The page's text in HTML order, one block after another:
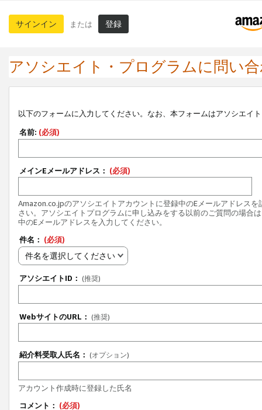
サインイン または 登録
アソシエイト・プログラムに問い
以下のフォームに入力してください。なお、本フォームはアソシエイ
名前: (必須)
メインEメールアドレス： (必須)
Amazon.co.jpのアソシエイトアカウントに登録中のEメールアドレスを
さい。アソシエイトプログラムに申し込みをする以前のご質問の場合
中のEメールアドレスを入力してください。
件名： (必須)
件名を選択してください
アソシエイトID： (推奨)
WebサイトのURL： (推奨)
紹介料受取人氏名： (オプション)
アカウント作成時に登録した氏名
コメント： (必須)